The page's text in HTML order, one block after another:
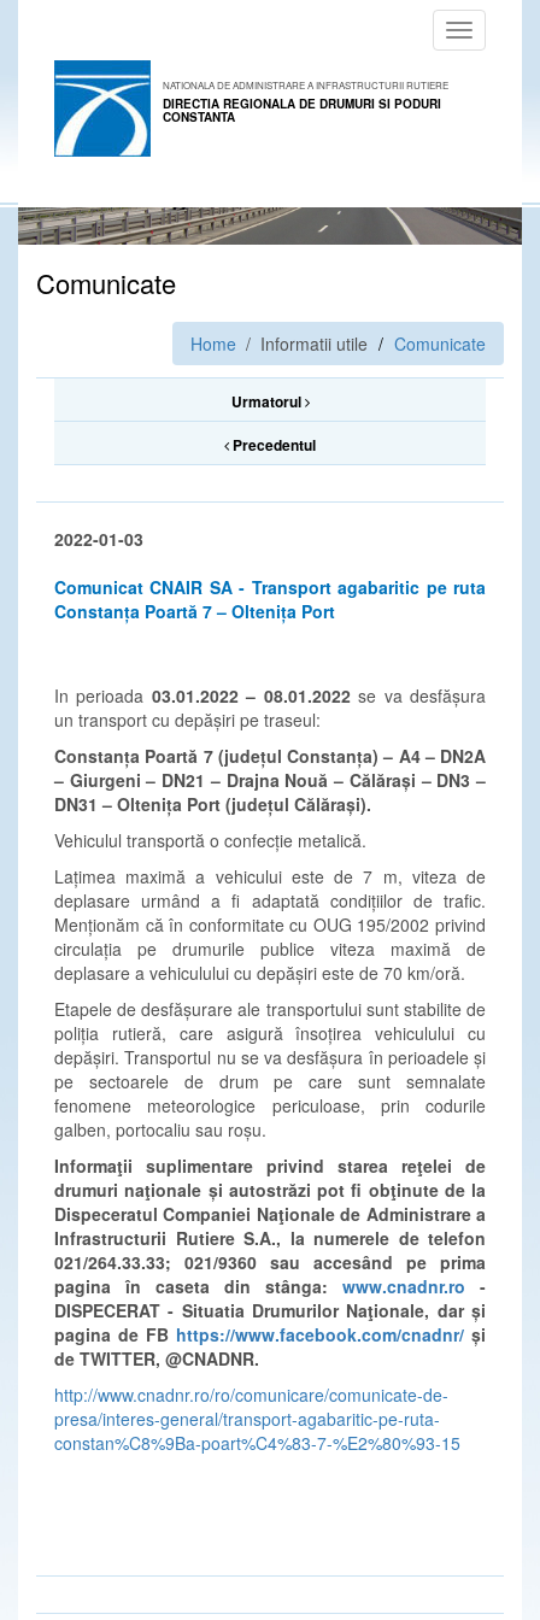
Toggle
navigation
NATIONALA DE ADMINISTRARE A INFRASTRUCTURII RUTIERE
DIRECTIA REGIONALA DE DRUMURI SI PODURI
CONSTANTA
Comunicate
Home / Informatii utile Comunicate
Urmatorul
Precedentul
2022-01-03
Comunicat CNAIR SA - Transport agabaritic pe ruta
Constanța Poartă 7 – Oltenița Port
In perioada 03.01.2022 – 08.01.2022se va desfășura
un transport cu depășiri pe traseul:
Constanța Poartă 7 (județul Constanța) – A4 – DN2A
– Giurgeni – DN21 – Drajna Nouă – Călărași – DN3 –
DN31 – Oltenița Port (județul Călărași).
Vehiculul transportă o confecție metalică.
Lațimea maximă a vehicului este de 7 m, viteza de
deplasare urmând a fi adaptată condițiilor de trafic.
Menționăm că în conformitate cu OUG 195/2002 privind
circulația pe drumurile publice viteza maximă de
deplasare a vehiculului cu depășiri este de 70 km/oră.
Etapele de desfășurare ale transportului sunt stabilite de
poliția rutieră, care asigură însoțirea vehiculului cu
depășiri. Transportul nu se va desfășura în perioadele și
pe sectoarele de drum pe care sunt semnalate
fenomene meteorologice periculoase, prin codurile
galben, portocaliu sau roșu.
Informaţii suplimentare privind starea reţelei de
drumuri naţionale și autostrăzi pot fi obţinute de la
Dispeceratul Companiei Naţionale de Administrare a
Infrastructurii Rutiere S.A., la numerele de telefon
021/264.33.33; 021/9360 sau accesând pe prima
pagina în caseta din stânga: www.cnadnr.ro -
DISPECERAT - Situatia Drumurilor Naţionale, dar și
pagina de FB https://www.facebook.com/cnadnr/ și
de TWITTER, @CNADNR.
http://www.cnadnr.ro/ro/comunicare/comunicate-de-
presa/interes-general/transport-agabaritic-pe-ruta-
constan%C8%9Ba-poart%C4%83-7-%E2%80%93-15